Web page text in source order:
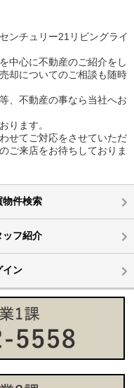
ンチュリー21リビングライ
中心に不動産のご紹介をし
却についてのご相談も随時
、不動産の事なら当社へお
ります。
せてご対応をさせていただ
ご来店をお待ちしておりま
物件検索
ッフ紹介
イン